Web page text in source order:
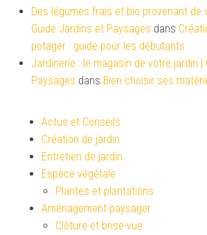
Des légumes frais et bio provenant de
Guide Jardins et Paysages dans
potager : guide pour les débutants
Jardinerie : le magasin de votre jardin |
Paysages dans Bien choisir ses
Actus et Conseils
Création de jardin
Entretien de jardin
Espèce végétale
Plantes et plantations
Aménagement paysager
Clôture et brise-vue